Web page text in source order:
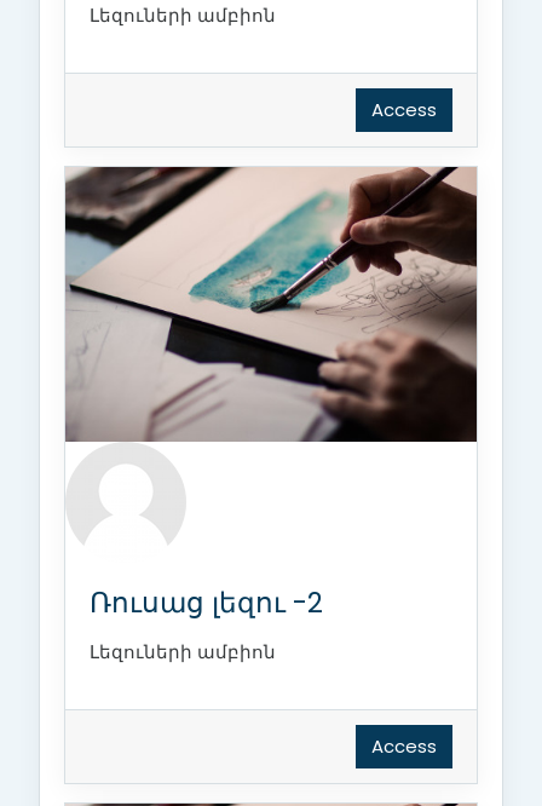
Լեզուների ամբիոն
Access
Ռուսաց լեզու -2
Լեզուների ամբիոն
Access